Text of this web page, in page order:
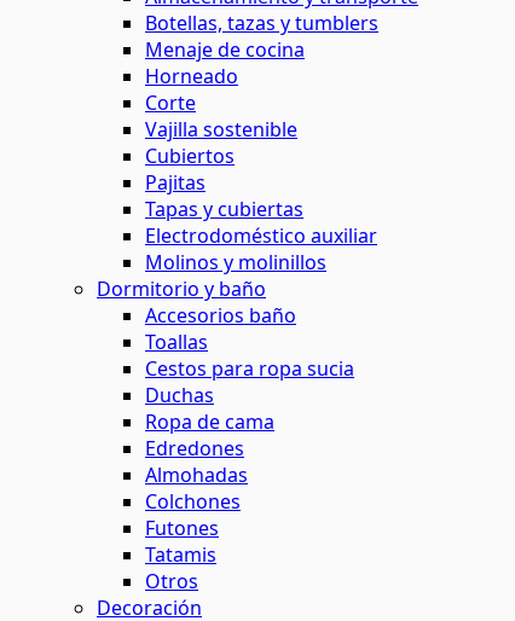
Botellas, tazas y tumblers
Menaje de cocina
Horneado
Corte
Vajilla sostenible
Cubiertos
Pajitas
Tapas y cubiertas
Electrodoméstico auxiliar
Molinos y molinillos
Dormitorio y baño
Accesorios baño
Toallas
Cestos para ropa sucia
Duchas
Ropa de cama
Edredones
Almohadas
Colchones
Futones
Tatamis
Otros
Decoración